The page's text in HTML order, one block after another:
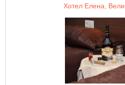
Хотел Елена,